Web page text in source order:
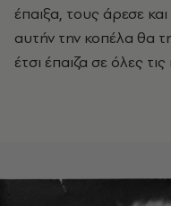
έπαιξα, τους άρεσε
αυτήν την κοπέλα θα
έτσι έπαιζα σε όλες